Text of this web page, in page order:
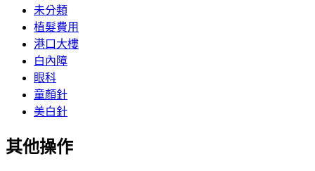
未分類
植髮費用
港口大樓
白內障
眼科
童顏針
美白針
其他操作